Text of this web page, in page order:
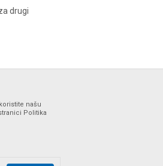
drugi
našu
Politika